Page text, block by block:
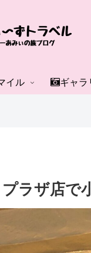
イル ギャラ
ラザ店で